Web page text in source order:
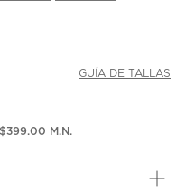
GUÍA DE TALLAS
M.N.